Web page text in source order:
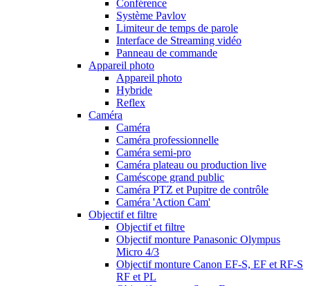
Conférence
Système Pavlov
Limiteur de temps de parole
Interface de Streaming vidéo
Panneau de commande
Appareil photo
Appareil photo
Hybride
Reflex
Caméra
Caméra
Caméra professionnelle
Caméra semi-pro
Caméra plateau ou production live
Caméscope grand public
Caméra PTZ et Pupitre de contrôle
Caméra 'Action Cam'
Objectif et filtre
Objectif et filtre
Objectif monture Panasonic Olympus
Micro 4/3
Objectif monture Canon EF-S, EF et RF-S
RF et PL